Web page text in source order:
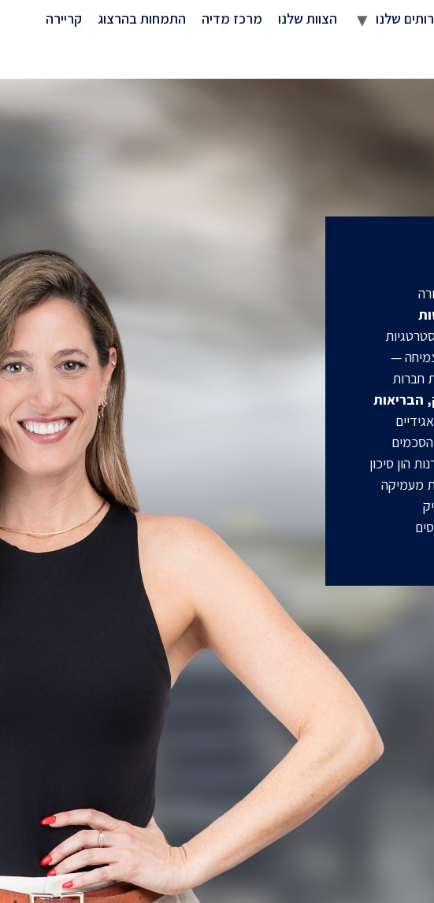
שלנו הצוות שלנו מרכז מדיה התמחות בהרצוג קריירה
—
חברות
הבריאות
הון סיכון
מעמיקה